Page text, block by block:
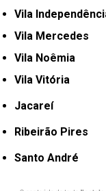
Vila
Vila Mercedes
Vila Noêmia
Vila Vitória
Jacareí
Ribeirão Pires
Santo André